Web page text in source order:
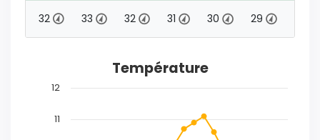
32 33 32 31 30 29
Température
11
12